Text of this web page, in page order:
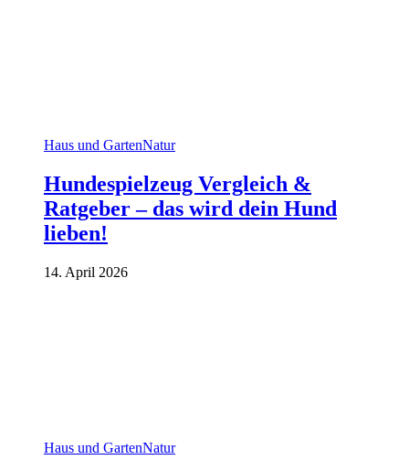
Haus und GartenNatur
Hundespielzeug Vergleich &
Ratgeber – das wird dein Hund
lieben!
14. April 2026
Haus und GartenNatur